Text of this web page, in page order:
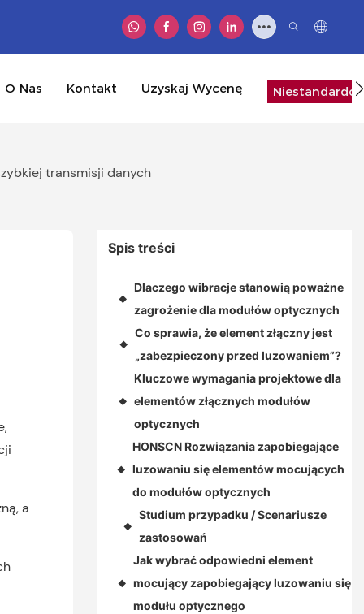
O Nas Kontakt Uzyskaj Wycenę
transmisji danych
a
Spis treści
◆
Dlaczego wibracje stanowią poważne
zagrożenie dla modułów optycznych
◆
Co sprawia, że ​​element złączny jest
„zabezpieczony przed luzowaniem”?
◆
Kluczowe wymagania projektowe dla
elementów złącznych modułów
optycznych
◆
HONSCN Rozwiązania zapobiegające
luzowaniu się elementów mocujących
do modułów optycznych
◆
Studium przypadku / Scenariusze
zastosowań
◆
Jak wybrać odpowiedni element
mocujący zapobiegający luzowaniu się
modułu optycznego